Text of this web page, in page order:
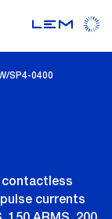
SP4-0400
contactless
currents